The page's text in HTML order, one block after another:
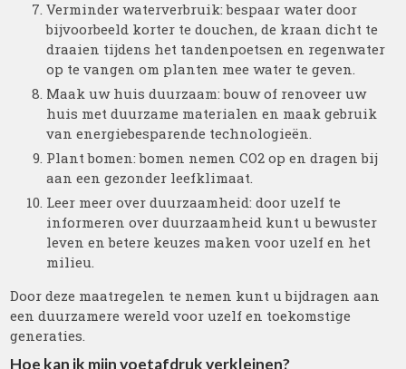
Verminder waterverbruik: bespaar water door
bijvoorbeeld korter te douchen, de kraan dicht te
draaien tijdens het tandenpoetsen en regenwater
op te vangen om planten mee water te geven.
Maak uw huis duurzaam: bouw of renoveer uw
huis met duurzame materialen en maak gebruik
van energiebesparende technologieën.
Plant bomen: bomen nemen CO2 op en dragen bij
aan een gezonder leefklimaat.
Leer meer over duurzaamheid: door uzelf te
informeren over duurzaamheid kunt u bewuster
leven en betere keuzes maken voor uzelf en het
milieu.
Door deze maatregelen te nemen kunt u bijdragen aan
een duurzamere wereld voor uzelf en toekomstige
generaties.
Hoe kan ik mijn voetafdruk verkleinen?